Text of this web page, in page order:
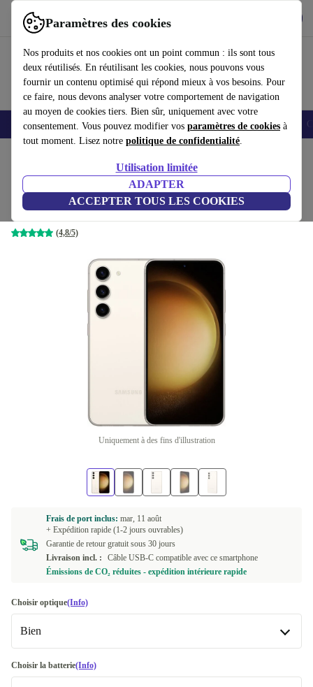
Paramètres des cookies
Nos produits et nos cookies ont un point commun : ils sont tous
deux réutilisés. En réutilisant les cookies, nous pouvons vous
fournir un contenu optimisé qui répond mieux à vos besoins. Pour
ce faire, nous devons analyser votre comportement de navigation
au moyen de cookies tiers. Bien sûr, uniquement avec votre
consentement. Vous pouvez modifier vos paramètres de cookies à
tout moment. Lisez notre politique de confidentialité.
Utilisation limitée
ADAPTER
ACCEPTER TOUS LES COOKIES
Utilisez refurbed rapidement et facilement
Smartphones Laptops Tablettes Montres connectées Accessoires
Samsung Galaxy S23
8 GB | 128 GB | Dual-SIM | Cream
(4,8/5)
315,00 €
Uniquement à des fins d'illustration
Frais de port inclus: mar, 11 août
+ Expédition rapide (1-2 jours ouvrables)
Garantie de retour gratuit sous 30 jours
Livraison incl. :
Câble USB-C compatible avec ce smartphone
Émissions de CO₂ réduites - expédition intérieure rapide
Choisir optique(Info)
Bien
Bien
Choisir la batterie(Info)